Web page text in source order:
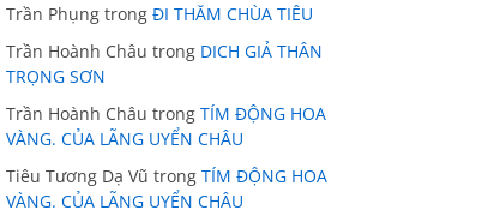
Trần Phụng trong ĐI THĂM CHÙA TIÊU
Trần Hoành Châu trong DICH GIẢ THÂN
TRỌNG SƠN
Trần Hoành Châu trong TÍM ĐỘNG HOA
VÀNG. CỦA LÃNG UYỂN CHÂU
Tiêu Tương Dạ Vũ trong TÍM ĐỘNG HOA
VÀNG. CỦA LÃNG UYỂN CHÂU